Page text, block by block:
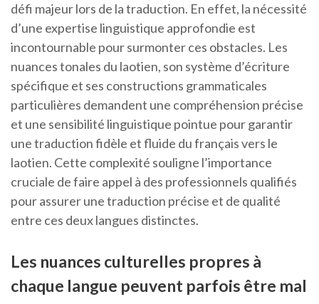
défi majeur lors de la traduction. En effet, la nécessité
d’une expertise linguistique approfondie est
incontournable pour surmonter ces obstacles. Les
nuances tonales du laotien, son système d’écriture
spécifique et ses constructions grammaticales
particulières demandent une compréhension précise
et une sensibilité linguistique pointue pour garantir
une traduction fidèle et fluide du français vers le
laotien. Cette complexité souligne l’importance
cruciale de faire appel à des professionnels qualifiés
pour assurer une traduction précise et de qualité
entre ces deux langues distinctes.
Les nuances culturelles propres à
chaque langue peuvent parfois être mal